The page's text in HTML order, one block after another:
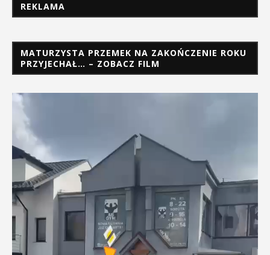
REKLAMA
MATURZYSTA PRZEMEK NA ZAKOŃCZENIE ROKU
PRZYJECHAŁ… – ZOBACZ FILM
Odtwarzacz